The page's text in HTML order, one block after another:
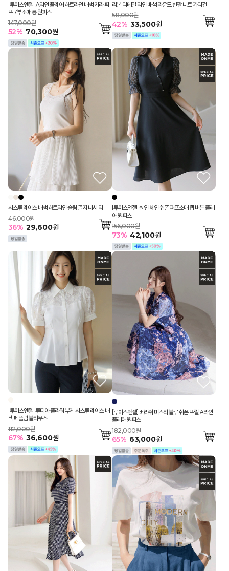
[루이스엔젤] A라인 플레어 하트라인 배색 카라 퍼
프 7부소매 롱 원피스
147,000원
52% 70,300원
리본 디테일 라인 배색 라운드 반팔 니트 가디건
58,000원
42% 33,500원
시스루 레이스 배색 하트라인 슬림 골지 나시 티
46,000원
36% 29,600원
[루이스엔젤] 쉐인 체인 쉬폰 퍼프소매 랩 버튼 플레
어 원피스
156,000원
73% 42,100원
[루이스엔젤] 루디아 플라워 부케 시스루 레이스 배
색 페플럼 블라우스
112,000원
67% 36,600원
[루이스엔젤] 베리쉬 미스티 블루 쉬폰 프릴 A라인
플레어 원피스
182,000원
65% 63,000원